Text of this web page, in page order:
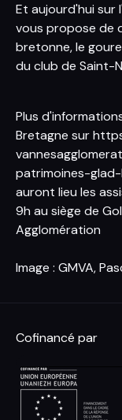
Et aujourd'hui sur
vous propose de
bretonne, le
du club de Saint-
Plus
Bretagne sur
patrimoines-
auront lieu les
9h au siège de
Agglomération
Image : GMVA,
Cofinancé par